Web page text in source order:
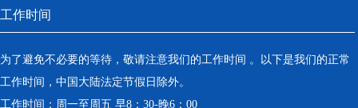
工作时间
为了避免不必要的等待，敬请注意我们的工作时间 。以下是我们的正常
工作时间，中国大陆法定节假日除外。
工作时间：周一至周五 早8：30-晚6：00